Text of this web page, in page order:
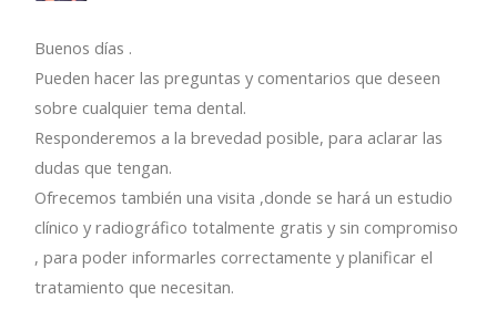
Buenos días .
Pueden hacer las preguntas y comentarios que deseen
sobre cualquier tema dental.
Responderemos a la brevedad posible, para aclarar las
dudas que tengan.
Ofrecemos también una visita ,donde se hará un estudio
clínico y radiográfico totalmente gratis y sin compromiso
, para poder informarles correctamente y planificar el
tratamiento que necesitan.